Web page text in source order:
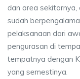
dan area sekitarnya,
sudah
pelaksanaan dari
pengurasan di
tempatnya dengan
yang semestinya.